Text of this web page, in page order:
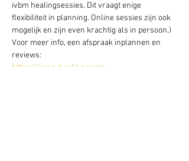
ivbm healingsessies. Dit vraagt enige
flexibiliteit in planning. Online sessies zijn ook
mogelijk en zijn even krachtig als in persoon.)
Voor meer info, een afspraak inplannen en
reviews:
https://zana-healing.com/